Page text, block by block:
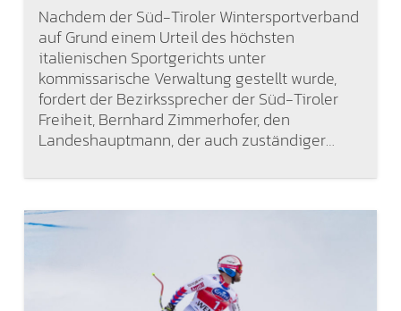
Nachdem der Süd-Tiroler Wintersportverband
auf Grund einem Urteil des höchsten
italienischen Sportgerichts unter
kommissarische Verwaltung gestellt wurde,
fordert der Bezirkssprecher der Süd-Tiroler
Freiheit, Bernhard Zimmerhofer, den
Landeshauptmann, der auch zuständiger…